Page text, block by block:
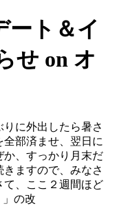
ート＆イ
せ on オ
に外出したら暑さ
部済ませ、翌日に
か、すっかり月末だ
ますので、みなさ
て、ここ２週間ほど
」の改